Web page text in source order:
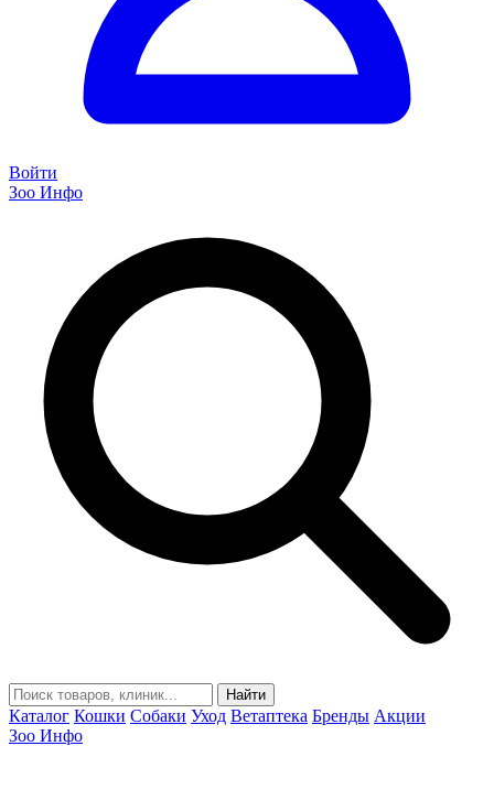
Войти
Зоо Инфо
Найти
Каталог Кошки Собаки Уход Ветаптека Бренды Акции
Зоо Инфо